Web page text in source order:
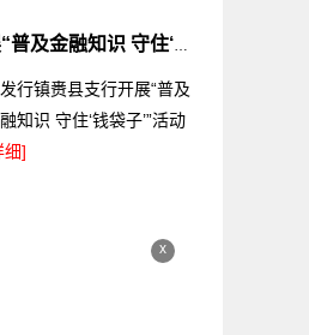
农发行镇赉县支行开展“普及金融知识 守住‘钱袋子’”活动
行镇赉县支行开展“普及
知识 守住‘钱袋子’”活动
细]
x